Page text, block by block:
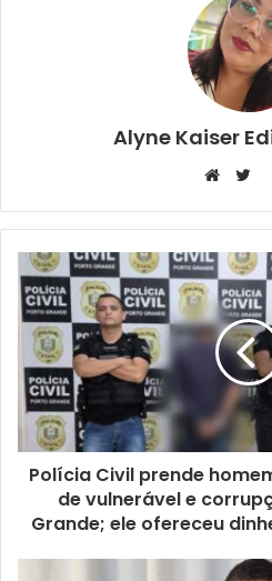
Alyne Kaiser
Polícia Civil prende
de vulnerável e
Grande; ele ofereceu